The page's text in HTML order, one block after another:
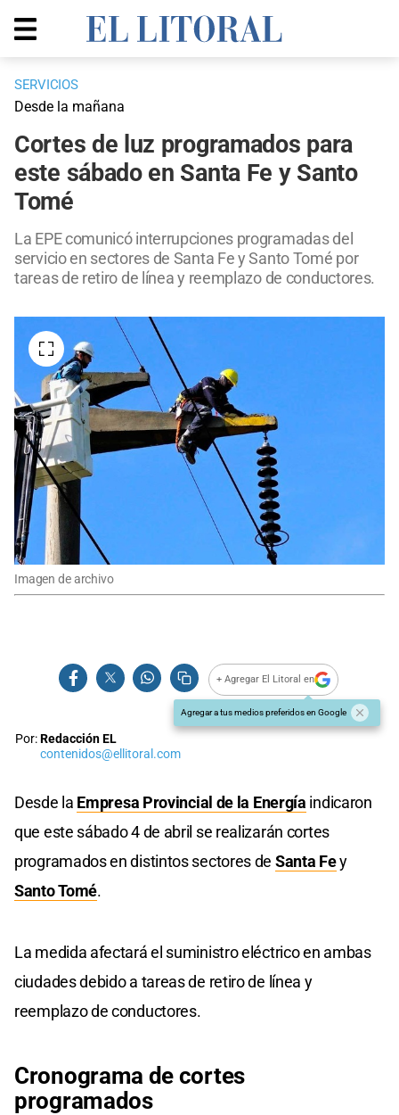
SERVICIOS
Desde la mañana
Cortes de luz programados para
este sábado en Santa Fe y Santo
Tomé
La EPE comunicó interrupciones programadas del
servicio en sectores de Santa Fe y Santo Tomé por
tareas de retiro de línea y reemplazo de conductores.
Imagen de archivo
+ Agregar El Litoral en
Agregar a tus medios preferidos en Google
Por:Redacción EL
contenidos@ellitoral.com
Desde la Empresa Provincial de la Energía indicaron
que este sábado 4 de abril se realizarán cortes
programados en distintos sectores de Santa Fey
Santo Tomé.
La medida afectará el suministro eléctrico en ambas
ciudades debido a tareas de retiro de línea y
reemplazo de conductores.
Cronograma de cortes
programados